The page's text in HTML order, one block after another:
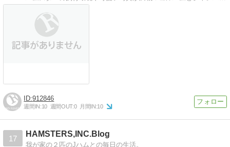
912846
週間IN:10 週間OUT:0 月間IN:10
17
HAMSTERS,INC.Blog
我が家の２匹のJハムとの毎日の生活。